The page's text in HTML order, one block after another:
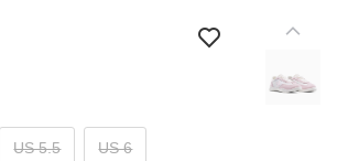
US 5.5 US 6